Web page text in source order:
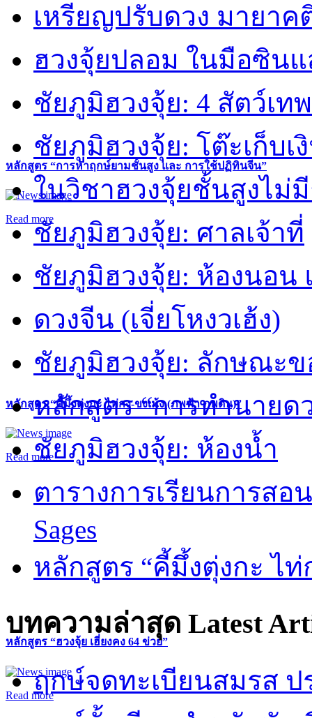
หลักสูตร “การหาฤกษ์ยามชั้นสูง และ การใช้ปฏิทินจีน”
Read more
หลักสูตร “คี้มึ้งตุ่งกะ ไท่กง-ขงเม้ง (ภพฟ้า ภพดิน)”
Read more
หลักสูตร “ฮวงจุ้ย เฮี่ยงคง 64 ข่วย”
Read more
เหรียญปรับดวง มายา
ฮวงจุ้ยปลอม ในมือซิน
ชัยภูมิฮวงจุ้ย: 4 สัตว์เทพ
ชัยภูมิฮวงจุ้ย: โต๊ะเก็บเ
ในวิชาฮวงจุ้ยชั้นสูงไม่
ชัยภูมิฮวงจุ้ย: ศาลเจ้าที่
ชัยภูมิฮวงจุ้ย: ห้องนอน
ดวงจีน (เจี่ยโหงวเฮ้ง)
ชัยภูมิฮวงจุ้ย: ลักษณะ
หลักสูตร “การทำนายด
ชัยภูมิฮวงจุ้ย: ห้องน้ำ
ตารางการเรียนการส
Sages
หลักสูตร “คี้มึ้งตุ่งกะ ไ
บทความล่าสุด Latest
ฤกษ์จดทะเบียนสมรส ป